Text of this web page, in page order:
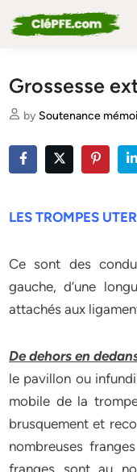
to
Grossesse
by Soutenance
LES TROMPES
Ce sont des
gauche, d’une
attachés aux
De dehors en
le pavillon ou
mobile de la
brusquement et
nombreuses
franges sont au